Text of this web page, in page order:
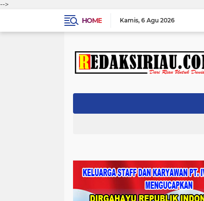
-->
HOME
Kamis 6 Agu 2026